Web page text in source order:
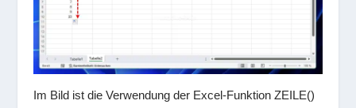
Im Bild ist die Verwendung der Excel-FunktionZEILE()